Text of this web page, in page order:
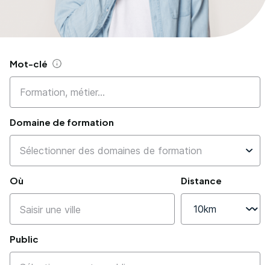
Mot-clé Aide
Domaine de formation
Où Distance
Public